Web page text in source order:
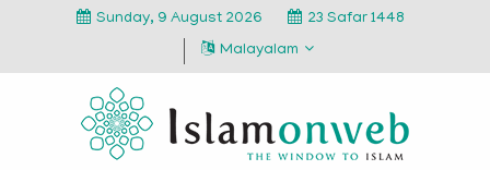
Sunday, 9 August 2026
23 Safar 1448
Malayalam